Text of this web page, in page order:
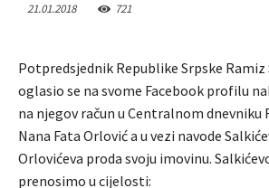
21.01.2018 721
Potpredsjednik Republike Srpske Ramiz
oglasio se na svome Facebook profilu
na njegov račun u Centralnom dnevniku
Nana Fata Orlović a u vezi navode
Orlovićeva proda svoju imovinu.
prenosimo u cijelosti: